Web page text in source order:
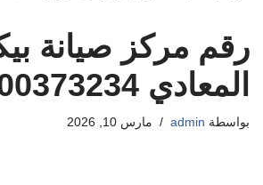
رقم مركز صيانة
المعادي 01200373234
بواسطة admin مارس 10, 2026